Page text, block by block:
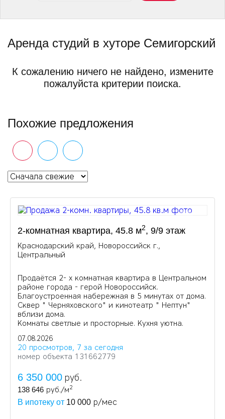
Аренда студий в хуторе Семигорский
К сожалению ничего не найдено, измените
пожалуйста критерии поиска.
Похожие предложения
2-комнатная квартира, 45.8 м2, 9/9 этаж
Краснодарский край, Новороссийск г.,
Центральный
Продаётся 2- х комнатная квартира в Центральном
районе города - герой Новороссийск.
Благоустроенная набережная в 5 минутах от дома.
Сквер " Черняховского" и кинотеатр " Нептун"
вблизи дома.
Комнаты светлые и просторные. Кухня уютна.
07.08.2026
20 просмотров, 7 за сегодня
номер объекта 131662779
6 350 000 руб.
138 646 руб./м2
В ипотеку от 10 000 р/мес